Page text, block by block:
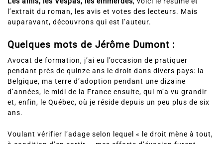
l’extrait du roman, les avis et votes des lecteurs. Mais
auparavant, découvrons qui est l’auteur.
Quelques mots de Jérôme Dumont :
pendant près de quinze ans le droit dans divers pays: la
Belgique, ma terre d’adoption pendant une dizaine
d’années, le midi de la France ensuite, qui m’a vu grandir
et, enfin, le Québec, où je réside depuis un peu plus de six
ans.
à condition d’en sortir », mes efforts d’évasion furent